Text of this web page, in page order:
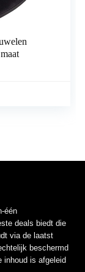
één
deals biedt die
via de laatst
beschermd
inhoud is afgeleid